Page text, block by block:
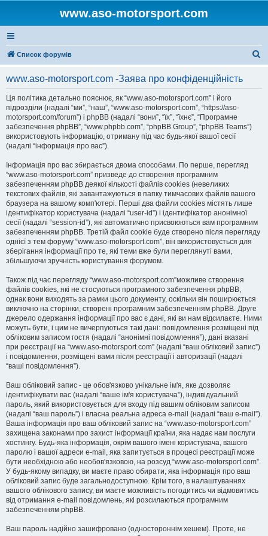
www.aso-motorsport.com
Список форумів
www.aso-motorsport.com -Заява про конфіденційність
Ця політика детально пояснює, як “www.aso-motorsport.com” і його
підрозділи (надалі “ми”, “наш”, “www.aso-motorsport.com”, “https://aso-
motorsport.com/forum”) і phpBB (надалі “вони”, “їх”, “їхнє”, “Програмне
забезпечення phpBB”, “www.phpbb.com”, “phpBB Group”, “phpBB Teams”)
використовують інформацію, отриману під час будь-якої вашої сесії
(надалі “інформація про вас”).
Інформація про вас збирається двома способами. По перше, перегляд
“www.aso-motorsport.com” призведе до створення програмним
забезпеченням phpBB деякої кількості файлів cookies (невеликих
текстових файлів, які завантажуються в папку тимчасових файлів вашого
браузера на вашому комп'ютері. Перші два файли cookies містять лише
ідентифікатор користувача (надалі “user-id”) і ідентифікатор анонімної
сесії (надалі “session-id”), які автоматично присвоюються вам програмним
забезпеченням phpBB. Третій файл cookie буде створено після перегляду
однієї з тем форуму “www.aso-motorsport.com”, він використовується для
зберігання інформації про те, які теми вже були переглянуті вами,
збільшуючи зручність користування форумом.
Також під час перегляду “www.aso-motorsport.com”можливе створення
файлів cookies, які не стосуються програмного забезпечення phpBB,
однак вони виходять за рамки цього документу, оскільки він поширюється
виключно на сторінки, створені програмним забезпеченням phpBB. Друге
джерело одержання інформації про вас є дані, які ви нам відсилаєте. Ними
можуть бути, і цим не вичерпуються такі дані: повідомлення розміщені під
обліковим записом гостя (надалі “анонімні повідомлення”), дані вказані
при реєстрації на “www.aso-motorsport.com” (надалі “ваш обліковий запис”)
і повідомлення, розміщені вами після реєстрації і авторизації (надалі
“ваші повідомлення”).
Ваш обліковий запис - це обов'язково унікальне ім'я, яке дозволяє
ідентифікувати вас (надалі “ваше ім'я користувача”), індивідуальний
пароль, який використовується для входу під вашим обліковим записом
(надалі “ваш пароль”) і власна реальна адреса e-mail (надалі “ваш e-mail”).
Ваша інформація про ваш обліковий запис на “www.aso-motorsport.com”
захищена законами про захист інформації країни, яка надає нам послуги
хостингу. Будь-яка інформація, окрім вашого імені користувача, вашого
паролю і вашої адреси e-mail, яка запитується в процесі реєстрації може
бути необхідною або необов'язковою, на розсуд “www.aso-motorsport.com”.
У будь-якому випадку, ви маєте право обирати, яка інформація про ваш
обліковий запис буде загальнодоступною. Крім того, в налаштуваннях
вашого облікового запису, ви маєте можливість погодитись чи відмовитись
від отримання e-mail повідомлень, які розсилаються програмним
забезпеченням phpBB.
Ваш пароль надійно зашифровано (одностороннім хешем). Проте, не